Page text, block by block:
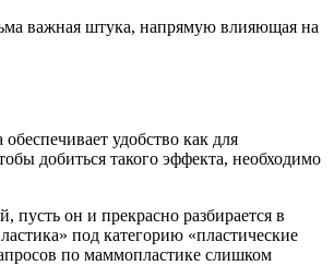
важная штука, напрямую влияющая на
удобство как для
добиться такого эффекта, необходимо
пусть он и прекрасно разбирается в
под категорию «пластические
по маммопластике слишком